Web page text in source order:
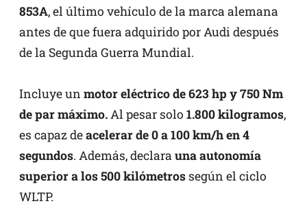
853A, el último vehículo de la marca alemana
antes de que fuera adquirido por Audi después
de la Segunda Guerra Mundial.
Incluye un motor eléctrico de 623 hp y 750 Nm
de par máximo.Al pesar solo 1.800 kilogramos,
es capaz deacelerar de 0 a 100 km/h en 4
segundos. Además, declara una autonomía
superior a los 500 kilómetros según el ciclo
WLTP.